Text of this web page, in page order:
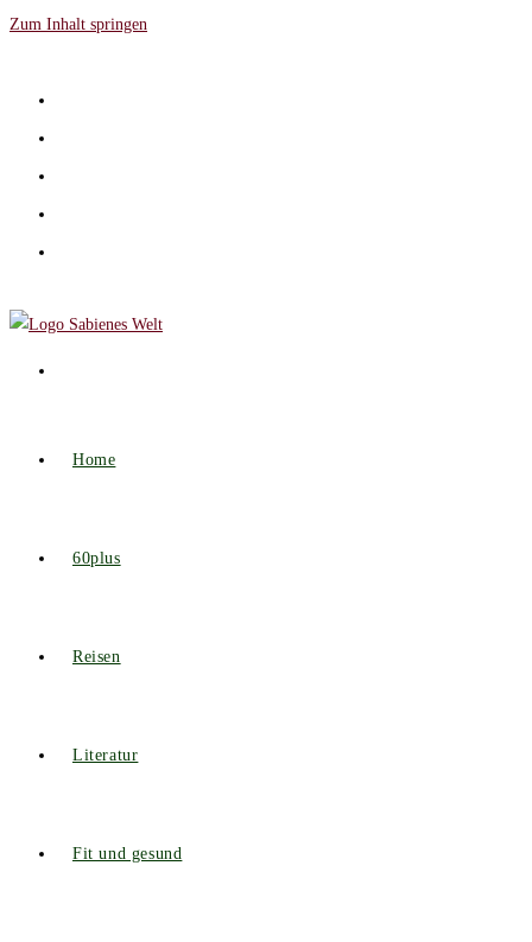
Zum Inhalt springen
Home
60plus
Reisen
Literatur
Fit und gesund